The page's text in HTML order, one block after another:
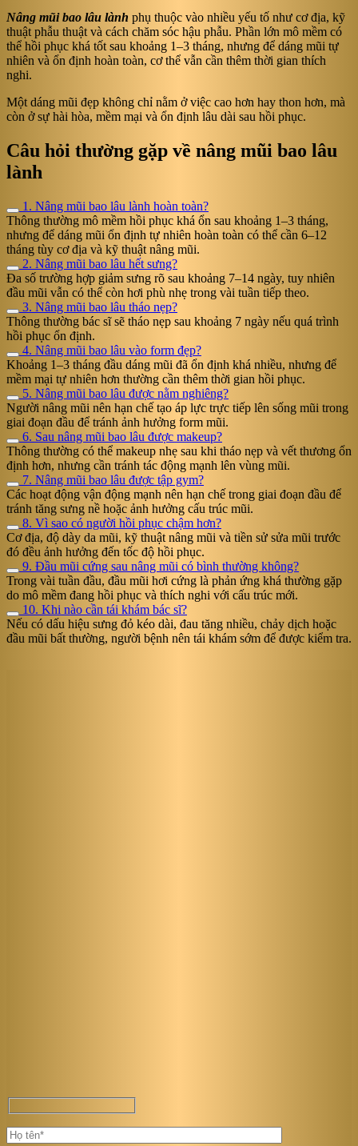
Nâng mũi bao lâu lành phụ thuộc vào nhiều yếu tố như cơ địa, kỹ
thuật phẫu thuật và cách chăm sóc hậu phẫu. Phần lớn mô mềm có
thể hồi phục khá tốt sau khoảng 1–3 tháng, nhưng để dáng mũi tự
nhiên và ổn định hoàn toàn, cơ thể vẫn cần thêm thời gian thích
nghi.
Một dáng mũi đẹp không chỉ nằm ở việc cao hơn hay thon hơn, mà
còn ở sự hài hòa, mềm mại và ổn định lâu dài sau hồi phục.
Câu hỏi thường gặp về nâng mũi bao lâu
lành
1. Nâng mũi bao lâu lành hoàn toàn?
Thông thường mô mềm hồi phục khá ổn sau khoảng 1–3 tháng,
nhưng để dáng mũi ổn định tự nhiên hoàn toàn có thể cần 6–12
tháng tùy cơ địa và kỹ thuật nâng mũi.
2. Nâng mũi bao lâu hết sưng?
Đa số trường hợp giảm sưng rõ sau khoảng 7–14 ngày, tuy nhiên
đầu mũi vẫn có thể còn hơi phù nhẹ trong vài tuần tiếp theo.
3. Nâng mũi bao lâu tháo nẹp?
Thông thường bác sĩ sẽ tháo nẹp sau khoảng 7 ngày nếu quá trình
hồi phục ổn định.
4. Nâng mũi bao lâu vào form đẹp?
Khoảng 1–3 tháng đầu dáng mũi đã ổn định khá nhiều, nhưng để
mềm mại tự nhiên hơn thường cần thêm thời gian hồi phục.
5. Nâng mũi bao lâu được nằm nghiêng?
Người nâng mũi nên hạn chế tạo áp lực trực tiếp lên sống mũi trong
giai đoạn đầu để tránh ảnh hưởng form mũi.
6. Sau nâng mũi bao lâu được makeup?
Thông thường có thể makeup nhẹ sau khi tháo nẹp và vết thương ổn
định hơn, nhưng cần tránh tác động mạnh lên vùng mũi.
7. Nâng mũi bao lâu được tập gym?
Các hoạt động vận động mạnh nên hạn chế trong giai đoạn đầu để
tránh tăng sưng nề hoặc ảnh hưởng cấu trúc mũi.
8. Vì sao có người hồi phục chậm hơn?
Cơ địa, độ dày da mũi, kỹ thuật nâng mũi và tiền sử sửa mũi trước
đó đều ảnh hưởng đến tốc độ hồi phục.
9. Đầu mũi cứng sau nâng mũi có bình thường không?
Trong vài tuần đầu, đầu mũi hơi cứng là phản ứng khá thường gặp
do mô mềm đang hồi phục và thích nghi với cấu trúc mới.
10. Khi nào cần tái khám bác sĩ?
Nếu có dấu hiệu sưng đỏ kéo dài, đau tăng nhiều, chảy dịch hoặc
đầu mũi bất thường, người bệnh nên tái khám sớm để được kiểm tra.